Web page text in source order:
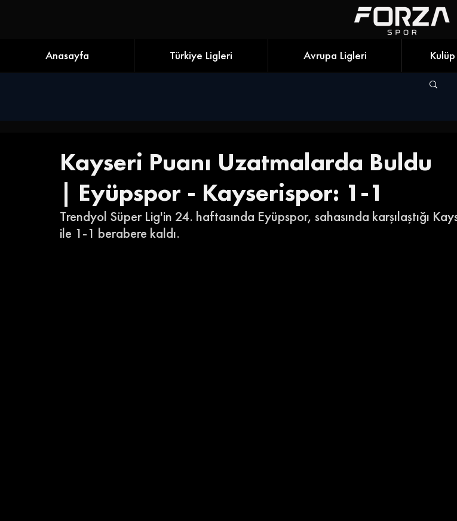
Anasayfa Türkiye Ligleri Avrupa Ligleri
Kayseri Puanı Uzatmalarda Buldu
| Eyüpspor - Kayserispor: 1-1
Trendyol Süper Lig'in 24. haftasında Eyüpspor, sahasında karşılaştığı
ile 1-1 berabere kaldı.